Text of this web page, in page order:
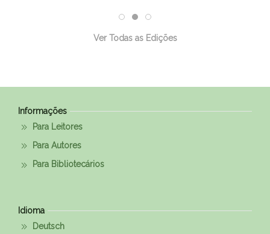
Ver Todas as Edições
Informações
Para Leitores
Para Autores
Para Bibliotecários
Idioma
Deutsch